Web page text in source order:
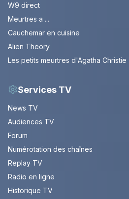
W9 direct
Meurtres a ...
Cauchemar en cuisine
Alien Theory
Les petits meurtres d'Agatha Christie
Services TV
News TV
Audiences TV
Forum
Numérotation des chaînes
Replay TV
Radio en ligne
Historique TV